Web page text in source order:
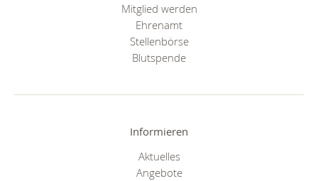
Mitglied werden
Ehrenamt
Stellenbörse
Blutspende
Informieren
Aktuelles
Angebote